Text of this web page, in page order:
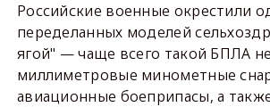
Российские военные окрестили
переделанных моделей
ягой" — чаще всего такой БПЛА
миллиметровые минометные
авиационные боеприпасы, а